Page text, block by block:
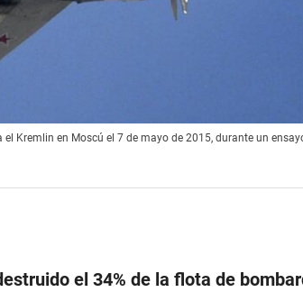
Kremlin en Moscú el 7 de mayo de 2015, durante un
el 34% de la flota de